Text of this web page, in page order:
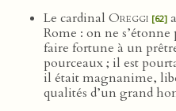
Le cardinal Oreggi [62]
Rome : on ne
faire fortune à un
pourceaux ; il est
il était magnanime,
qualités d’un grand